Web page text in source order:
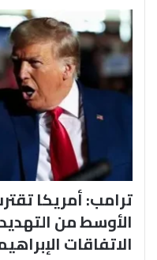
ترامب: أمريكا
الأوسط من
الاتفاقات